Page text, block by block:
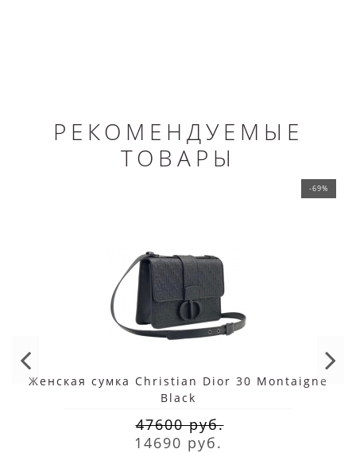
РЕКОМЕНДУЕМЫЕ
ТОВАРЫ
-69%
Женская сумка Christian Dior 30 Montaigne
Black
47600 руб.
14690 руб.